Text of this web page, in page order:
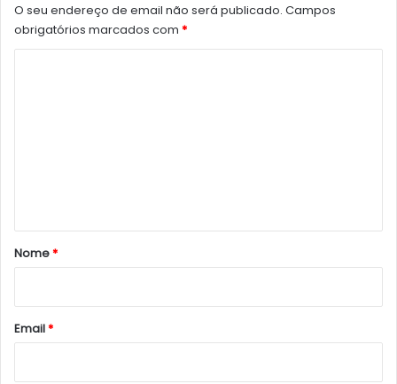
O seu endereço de email não será publicado. Campos
obrigatórios marcados com *
r
*
Nome*
Email*